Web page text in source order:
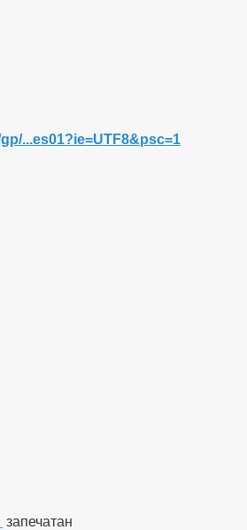
...es01?ie=UTF8&psc=1
запечатан